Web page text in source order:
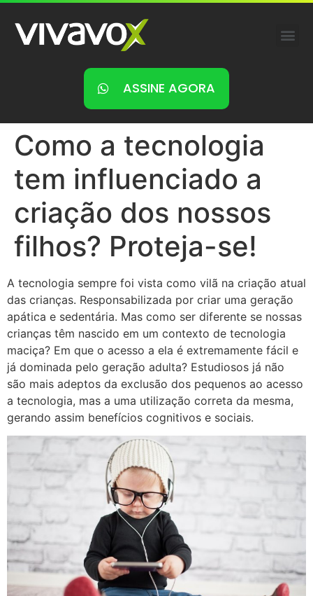
ASSINE AGORA
Como a tecnologia
tem influenciado a
criação dos nossos
filhos? Proteja-se!
A tecnologia sempre foi vista como vilã na criação atual
das crianças. Responsabilizada por criar uma geração
apática e sedentária. Mas como ser diferente se nossas
crianças têm nascido em um contexto de tecnologia
maciça? Em que o acesso a ela é extremamente fácil e
já dominada pelo geração adulta? Estudiosos já não
são mais adeptos da exclusão dos pequenos ao acesso
a tecnologia, mas a uma utilização correta da mesma,
gerando assim benefícios cognitivos e sociais.